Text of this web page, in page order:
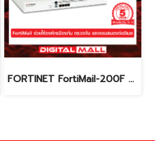
FORTINET FortiMail-200F FML-200F-BDL-640-60 (Firewall) รับประกัน 5 ปี